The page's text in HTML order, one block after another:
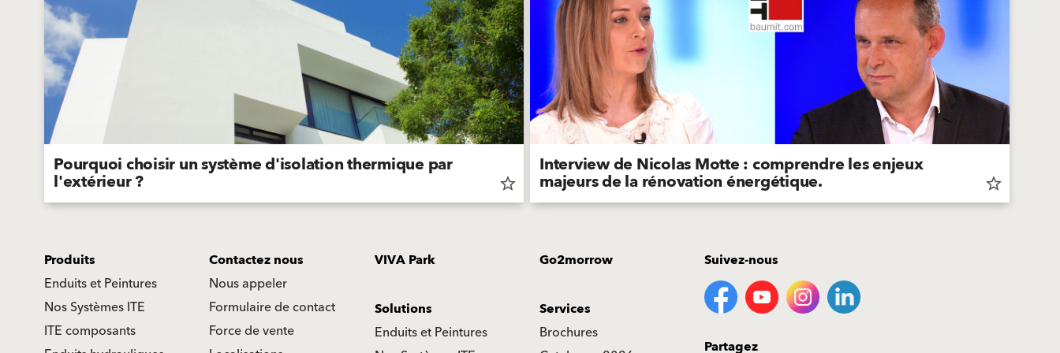
Pourquoi choisir un système d'isolation thermique par
l'extérieur ? star_border
Interview de Nicolas Motte : comprendre les enjeux
majeurs de la rénovation énergétique. star_border
Produits
Enduits et Peintures
Nos Systèmes ITE
ITE composants
Contactez nous
Nous appeler
Formulaire de contact
Force de vente
VIVA Park Go2morrow
Solutions
Enduits et Peintures
Services
Brochures
Suivez-nous
Partagez